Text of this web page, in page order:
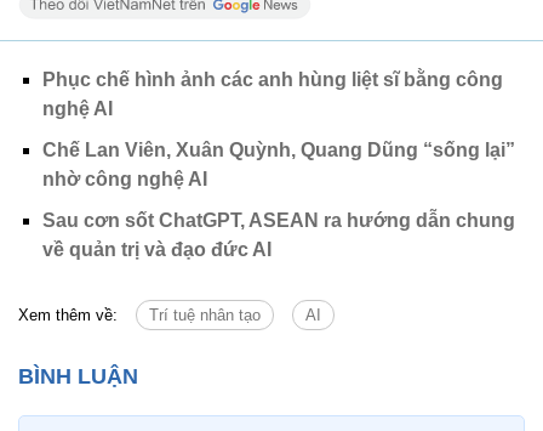
Phục chế hình ảnh các anh hùng liệt sĩ bằng công
nghệ AI
Chế Lan Viên, Xuân Quỳnh, Quang Dũng “sống lại”
nhờ công nghệ AI
Sau cơn sốt ChatGPT, ASEAN ra hướng dẫn chung
về quản trị và đạo đức AI
Xem thêm về: Trí tuệ nhân tạo AI